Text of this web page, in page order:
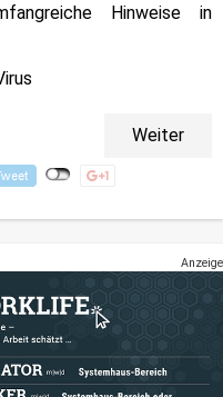
Hinweise in
Weiter
Anzeige